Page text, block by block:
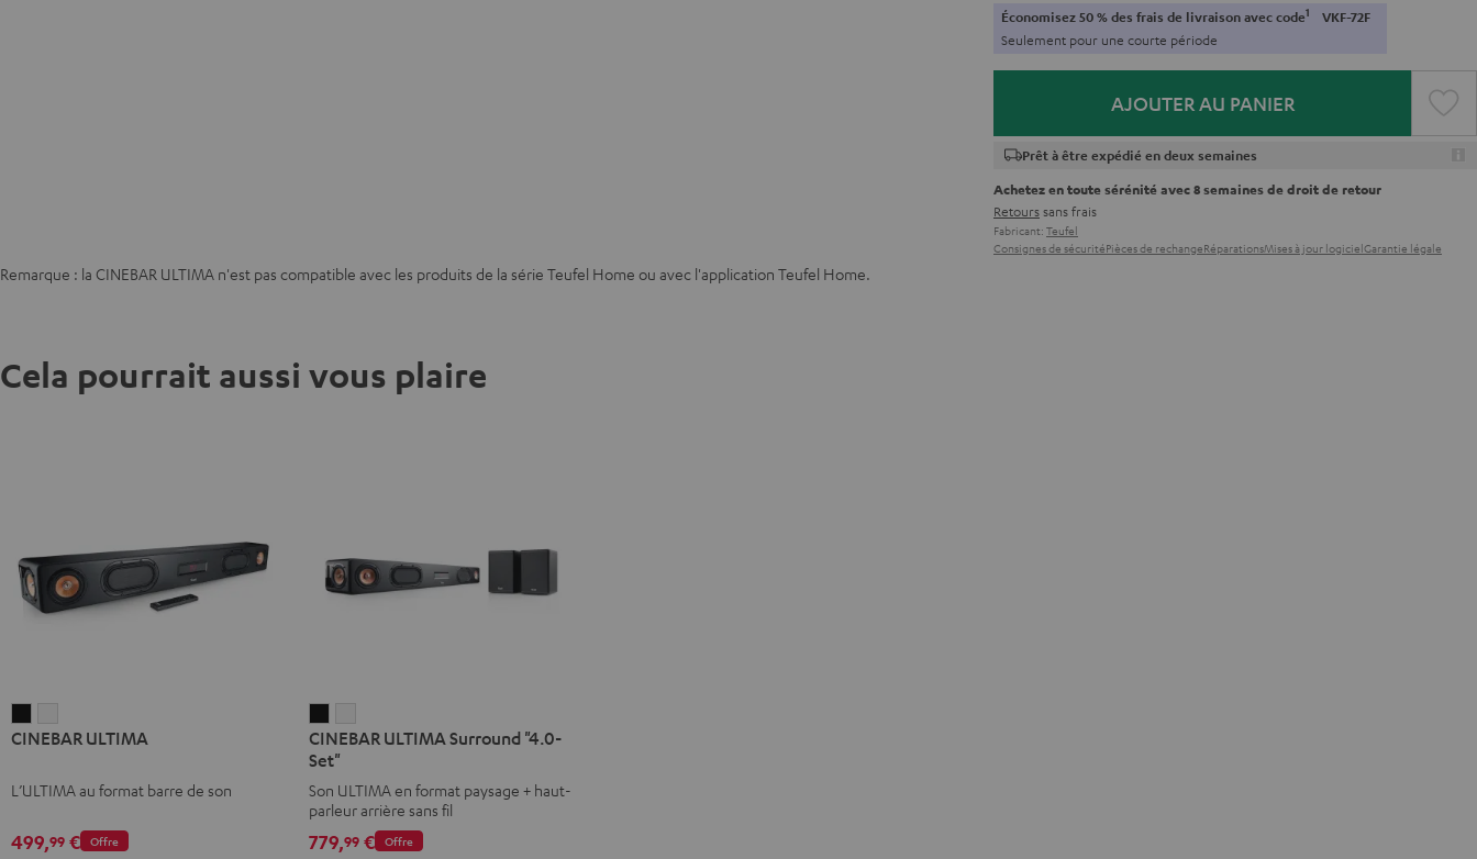
Économisez 50 % des frais de livraison avec code1 VKF-72F
Seulement pour une courte période
AJOUTER AU PANIER
Prêt à être expédié en deux semaines
Achetez en toute sérénité avec 8 semaines de droit de retour
Retourssans frais
Fabricant: Teufel
Consignes de sécuritéPièces de rechangeRéparationsMises à jour logicielGarantie légale
Remarque : la CINEBAR ULTIMA n'est pas compatible avec les produits de la série Teufel Home ou avec l'application Teufel Home.
Cela pourrait aussi vous plaire
ULTIMAULTIMA
CINEBAR ULTIMA
L’ULTIMA au format barre de son
Offre
499,99 €
ULTIMA
Surround
"4.0-
Set"
Noir
ULTIMA
"4.0-
Set"
Blanc
CINEBAR ULTIMA Surround "4.0-
Set"
Son ULTIMA en format paysage + haut-
parleur arrière sans fil
Offre
779,99€